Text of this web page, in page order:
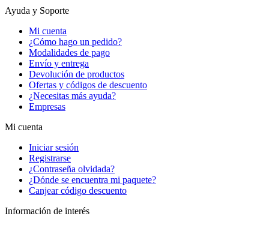
Ayuda y Soporte
Mi cuenta
¿Cómo hago un pedido?
Modalidades de pago
Envío y entrega
Devolución de productos
Ofertas y códigos de descuento
¿Necesitas más ayuda?
Empresas
Mi cuenta
Iniciar sesión
Registrarse
¿Contraseña olvidada?
¿Dónde se encuentra mi paquete?
Canjear código descuento
Información de interés